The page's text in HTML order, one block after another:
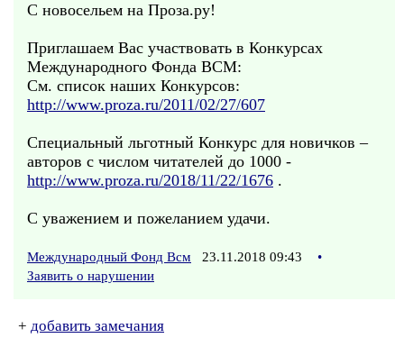
С новосельем на Проза.ру!
Приглашаем Вас участвовать в Конкурсах
Международного Фонда ВСМ:
См. список наших Конкурсов:
http://www.proza.ru/2011/02/27/607
Специальный льготный Конкурс для новичков –
авторов с числом читателей до 1000 -
http://www.proza.ru/2018/11/22/1676 .
С уважением и пожеланием удачи.
Международный Фонд Всм 23.11.2018 09:43
•
Заявить о нарушении
+ добавить замечания